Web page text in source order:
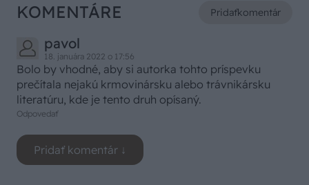
KOMENTÁRE Pridaťkomentár
pavol
18. januára 2022 o 17:56
Bolo by vhodné, aby si autorka tohto príspevku
prečítala nejakú krmovinársku alebo trávnikársku
literatúru, kde je tento druh opísaný.
Odpovedať